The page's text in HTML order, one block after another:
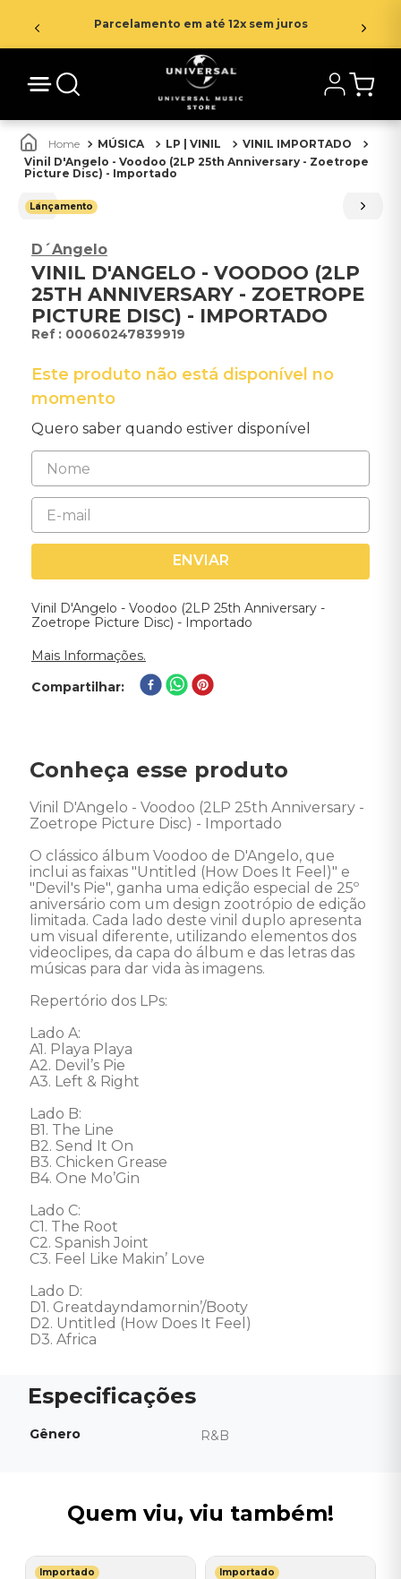
Parcelamento em até 12x sem juros
MÚSICA LP | VINIL
VINIL IMPORTADO
Vinil D'Angelo - Voodoo (2LP 25th Anniversary - Zoetrope
Picture Disc) - Importado
Lançamento
D´Angelo
VINIL D'ANGELO - VOODOO (2LP
25TH ANNIVERSARY - ZOETROPE
PICTURE DISC) - IMPORTADO
: 00060247839919
Este produto não está disponível no
momento
Quero saber quando estiver disponível
ENVIAR
Vinil D'Angelo - Voodoo (2LP 25th Anniversary -
Zoetrope Picture Disc) - Importado
Mais Informações.
Compartilhar
Conheça esse produto
Vinil D'Angelo - Voodoo (2LP 25th Anniversary -
Zoetrope Picture Disc) - Importado
O clássico álbum Voodoo de D'Angelo, que
inclui as faixas "Untitled (How Does It Feel)" e
"Devil's Pie", ganha uma edição especial de 25º
aniversário com um design zootrópio de edição
limitada. Cada lado deste vinil duplo apresenta
um visual diferente, utilizando elementos dos
videoclipes, da capa do álbum e das letras das
músicas para dar vida às imagens.
Repertório dos LPs:
Lado A:
A1. Playa Playa
A2. Devil’s Pie
A3. Left & Right
Lado B:
B1. The Line
B2. Send It On
B3. Chicken Grease
B4. One Mo’Gin
Lado C:
C1. The Root
C2. Spanish Joint
C3. Feel Like Makin’ Love
Lado D:
D1. Greatdayndamornin’/Booty
D2. Untitled (How Does It Feel)
D3. Africa
Gênero R&B
Quem viu, viu também!
Importado Importado